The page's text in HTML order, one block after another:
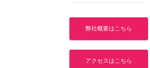
弊社概要はこちら
アクセスはこちら